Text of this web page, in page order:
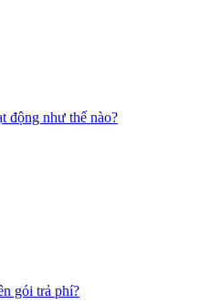
động như thế nào?
gói trả phí?